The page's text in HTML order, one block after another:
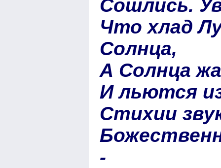
Сошлись.
Что хлад
Солнца,
А Солнца
И льются
Стихии
-